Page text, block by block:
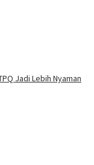
Jadi Lebih Nyaman